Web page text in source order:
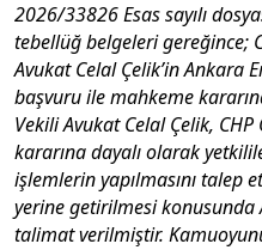
2026/33826 Esas sayılı
tebellüğ belgeleri gereğince;
Avukat Celal Çelik’in Ankara
başvuru ile mahkeme
Vekili Avukat Celal Çelik,
kararına dayalı olarak
işlemlerin yapılmasını talep
yerine getirilmesi
talimat verilmiştir.